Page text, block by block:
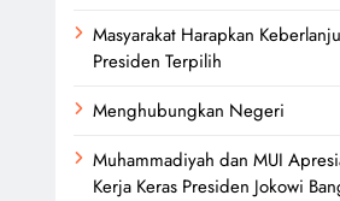
Masyarakat Harapkan
Presiden Terpilih
Menghubungkan Negeri
Muhammadiyah dan MUI
Kerja Keras Presiden Jokowi